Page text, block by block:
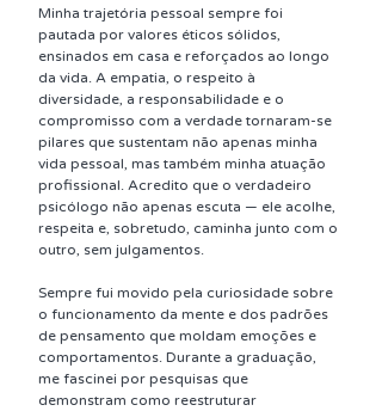
Minha trajetória pessoal sempre foi
pautada por valores éticos sólidos,
ensinados em casa e reforçados ao longo
da vida. A empatia, o respeito à
diversidade, a responsabilidade e o
compromisso com a verdade tornaram-se
pilares que sustentam não apenas minha
vida pessoal, mas também minha atuação
profissional. Acredito que o verdadeiro
psicólogo não apenas escuta — ele acolhe,
respeita e, sobretudo, caminha junto com o
outro, sem julgamentos.
Sempre fui movido pela curiosidade sobre
o funcionamento da mente e dos padrões
de pensamento que moldam emoções e
comportamentos. Durante a graduação,
me fascinei por pesquisas que
demonstram como reestruturar